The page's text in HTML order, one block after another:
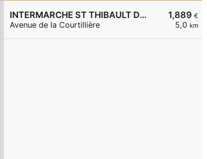
1,889 €
5,0 km
INTERMARCHE ST THIBAULT DES VIGNES
Avenue de la Courtillière